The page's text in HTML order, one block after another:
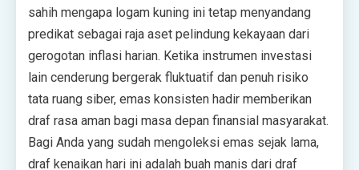
sahih mengapa logam kuning ini tetap menyandang
predikat sebagai raja aset pelindung kekayaan dari
gerogotan inflasi harian. Ketika instrumen investasi
lain cenderung bergerak fluktuatif dan penuh risiko
tata ruang siber, emas konsisten hadir memberikan
draf rasa aman bagi masa depan finansial masyarakat.
Bagi Anda yang sudah mengoleksi emas sejak lama,
draf kenaikan hari ini adalah buah manis dari draf